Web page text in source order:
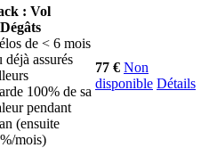
: Vol
de < 6 mois
déjà assurés
100% de sa
pendant
(ensuite
mois)
77 € Non
disponible Détails